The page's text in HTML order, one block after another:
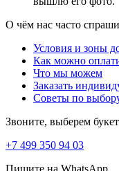
О чём нас часто
Условия и зоны
Как можно
Что мы можем
Заказать
Советы по
Звоните, выберем
+7 499 350 94 03
Пишите на WhatsApp
Что значит зеленый цвет
Зеленый цвет
спокойствие,
в интерьере способен
Но в природе
современной
орхидеи, гвоздики,
зелёной цветовой
неординарному,
букет, несомненно,
получателя!